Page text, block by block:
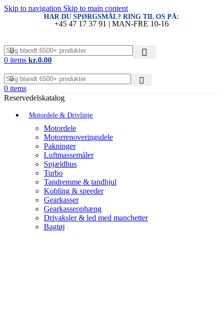
Skip to navigation Skip to main content
HAR DU SPØRGSMÅL? RING TIL OS PÅ:
+45 47 17 37 91 | MAN-FRE 10-16
0 items kr.0.00
0 items
Reservedelskatalog
Motordele & Drivlinje
Motordele
Motorrenoveringsdele
Pakninger
Luftmassemåler
Spjældhus
Turbo
Tandremme & tandhjul
Kobling & speeder
Gearkasser
Gearkasseophæng
Drivaksler & led med manchetter
Bagtøj